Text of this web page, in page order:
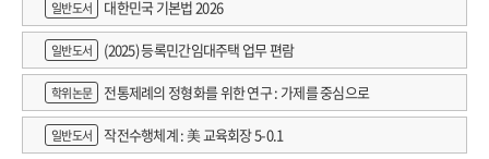
일반도서 대한민국 기본법 2026
일반도서 (2025) 등록민간임대주택 업무 편람
학위논문 전통제례의 정형화를 위한 연구 : 가제를 중심으로
일반도서 작전수행체계 : 美 교육회장 5-0.1